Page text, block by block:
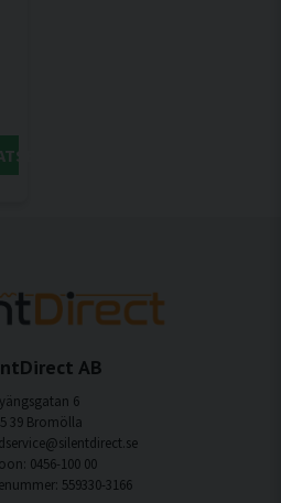
AB
6
39 Bromölla
0456-100 00
559330-3166